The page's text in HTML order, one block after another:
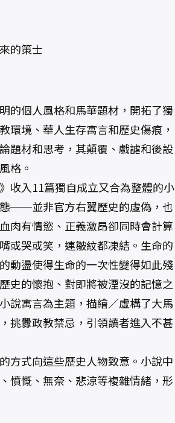
的策士
的個人風格和馬華題材，開拓了獨
環境、華人生存寓言和歷史傷痕，
題材和思考，其顛覆、戲謔和後設
格。
收入11篇獨自成立又合為整體的小
──並非官方右翼歷史的虛偽，也
有情慾、正義激昂卻同時會計算
或哭或笑，連皺紋都凍結。生命的
動盪使得生命的一次性變得如此殘
史的懷抱、對即將被湮沒的記憶之
說寓言為主題，描繪／虛構了大馬
釁政教禁忌，引領讀者進入不甚
方式向這些歷史人物致意。小說中
憤慨、無奈、悲涼等複雜情緒，形